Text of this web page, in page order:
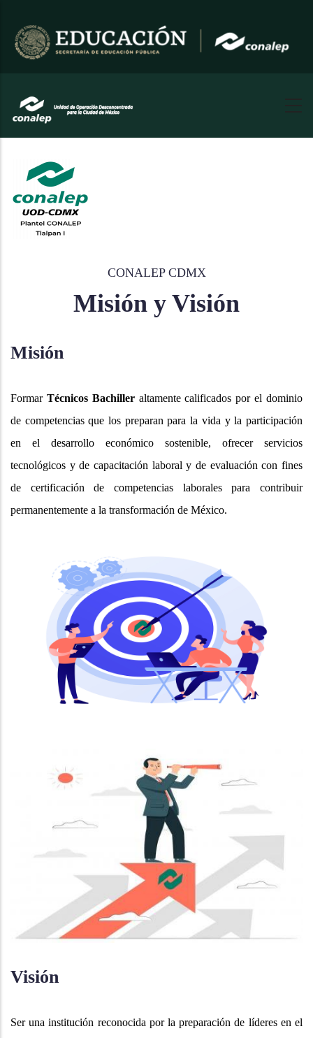
contenido
CONALEP CDMX
Misión y Visión
Misión
Formar Técnicos Bachilleraltamente calificados por el dominio
de competencias que los preparan para la vida y la participación
en el desarrollo económico sostenible, ofrecer servicios
tecnológicos y de capacitación laboral y de evaluación con fines
de certificación de competencias laborales para contribuir
permanentemente a la transformación de México.
Visión
Ser una institución reconocida por la preparación de líderes en el